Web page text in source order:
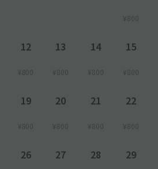
¥800
12
¥800
13
¥800
14
¥800
15
¥800
19
¥800
20
¥800
21
¥800
22
¥800
26 27 28 29